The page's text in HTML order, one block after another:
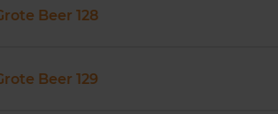
Beer 128
Beer 129